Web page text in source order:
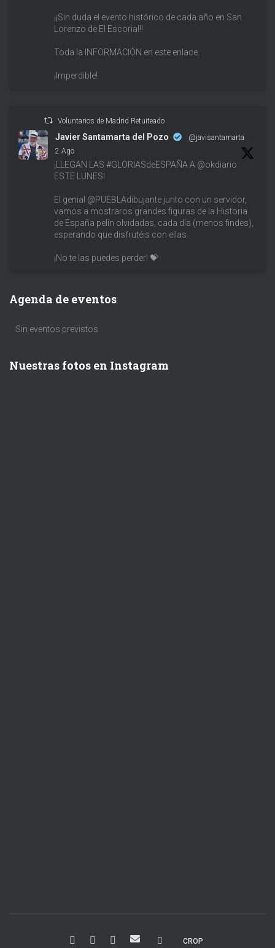
¡¡Sin duda el evento histórico de cada año en San
Lorenzo de El Escorial!!
Toda la INFORMACIÓN en este enlace.
¡Imperdible!
Voluntarios de Madrid Retuiteado
Javier Santamarta del Pozo @javisantamarta
·
2 Ago
¡LLEGAN LAS #GLORIASdeESPAÑA A @okdiario
ESTE LUNES!
El genial @PUEBLAdibujante junto con un servidor,
vamos a mostraros grandes figuras de la Historia
de España pelín olvidadas, cada día (menos findes),
esperando que disfrutéis con ellas.
¡No te las puedes perder! 💝
Agenda de eventos
Sin eventos previstos
Nuestras fotos en Instagram
CROP